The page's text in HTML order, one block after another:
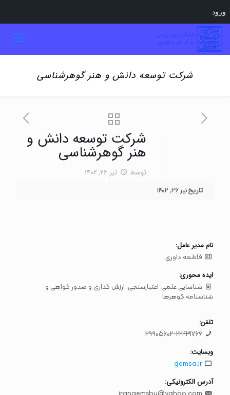
شرکت توسعه دانش و هنر گوهرشناسی
شرکت توسعه دانش و
هنر گوهرشناسی
توسط
تیر ۲۶, ۱۴۰۲
تاریختیر ۲۶, ۱۴۰۲
نام مدیر عامل:
فاطمه داوری
ایده محوری:
شناسایی علمی، اعتبارسنجی، ارزش گذاری و صدور گواهی و
شناسنامه گوهرها
تلفن:
29905602-22431766
وبسایت:
gemsa.ir
آدرس الکترونیکی:
ورود